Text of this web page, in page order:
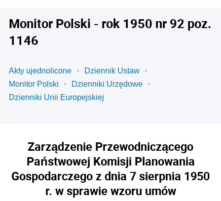
Monitor Polski - rok 1950 nr 92 poz.
1146
Akty ujednolicone
Dziennik Ustaw
Monitor Polski
Dzienniki Urzędowe
Dzienniki Unii Europejskiej
Zarządzenie Przewodniczącego
Państwowej Komisji Planowania
Gospodarczego z dnia 7 sierpnia 1950
r. w sprawie wzoru umów